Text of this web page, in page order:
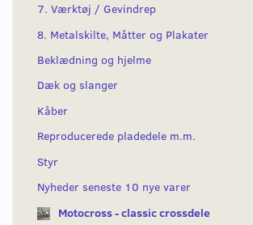
7. Værktøj / Gevindrep
8. Metalskilte, Måtter og Plakater
Beklædning og hjelme
Dæk og slanger
Kåber
Reproducerede pladedele m.m.
Styr
Nyheder seneste 10 nye varer
Motocross - classic crossdele